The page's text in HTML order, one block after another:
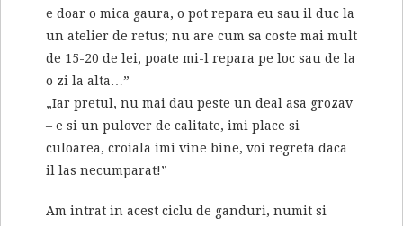
e doar o mica gaura, o pot repara eu sau il duc la
un atelier de retus; nu are cum sa coste mai mult
de 15-20 de lei, poate mi-l repara pe loc sau de la
o zi la alta…”
„Iar pretul, nu mai dau peste un deal asa grozav
– e si un pulover de calitate, imi place si
culoarea, croiala imi vine bine, voi regreta daca
il las necumparat!”
Am intrat in acest ciclu de ganduri, numit si